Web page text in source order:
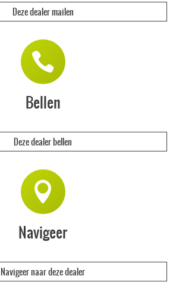
Deze dealer mailen
Bellen
Deze dealer bellen
Navigeer
Navigeer naar deze dealer